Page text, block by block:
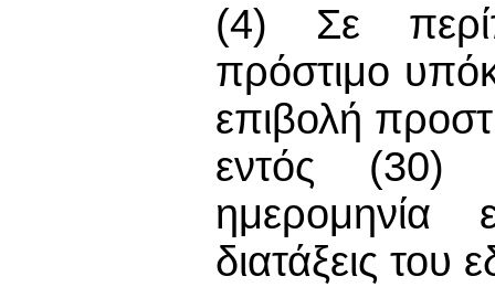
(4) Σε
πρόστιμο
επιβολή
εντός (30)
διατάξεις του